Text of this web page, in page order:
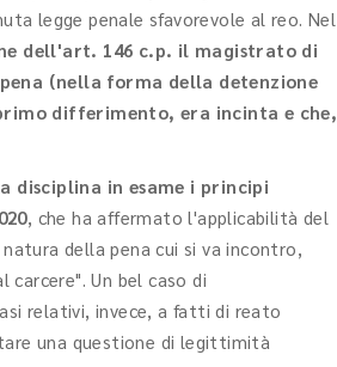
legge penale sfavorevole al reo. Nel
dell'art. 146 c.p. il magistrato di
(nella forma della detenzione
differimento, era incinta e che,
disciplina in esame i principi
, che ha affermato l'applicabilità del
della pena cui si va incontro,
Un bel caso di
relativi, invece, a fatti di reato
una questione di legittimità